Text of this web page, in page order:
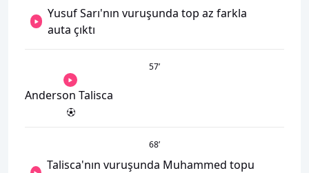
Yusuf Sarı'nın vuruşunda top az farkla
auta çıktı
57’
Anderson Talisca
68’
Talisca'nın vuruşunda Muhammed topu